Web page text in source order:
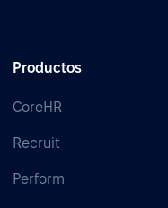
Productos
CoreHR
Recruit
Perform